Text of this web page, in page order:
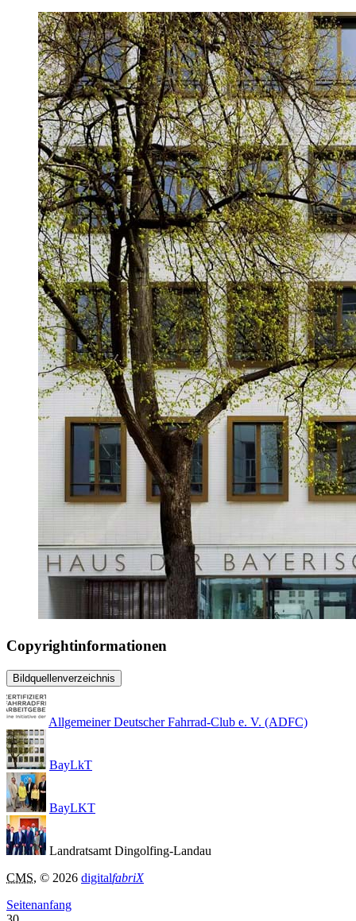
Copyrightinformationen
Bildquellenverzeichnis
Allgemeiner Deutscher Fahrrad-Club e. V. (ADFC)
BayLkT
BayLKT
Landratsamt Dingolfing-Landau
CMS, © 2026 digitalfabriX
Seitenanfang